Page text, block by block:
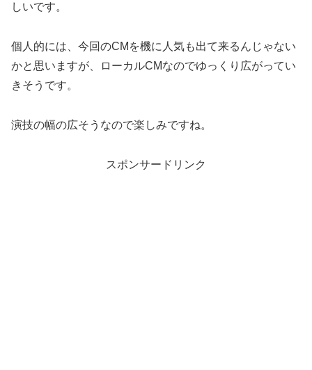
しいです。
個人的には、今回のCMを機に人気も出て来るんじゃない
かと思いますが、ローカルCMなのでゆっくり広がってい
きそうです。
演技の幅の広そうなので楽しみですね。
スポンサードリンク